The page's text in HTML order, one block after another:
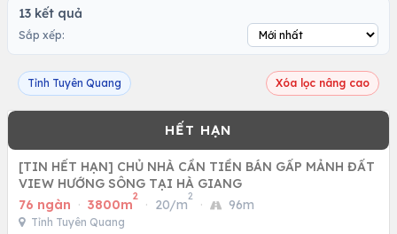
13 kết quả
Sắp xếp:
Tỉnh Tuyên Quang Xóa lọc nâng cao
[TIN HẾT HẠN] CHỦ NHÀ CẦN TIỀN BÁN GẤP MẢNH ĐẤT
VIEW HƯỚNG SÔNG TẠI HÀ GIANG
76 ngàn · 3800m
2
· 20/m
2
· 96m
Tỉnh Tuyên Quang